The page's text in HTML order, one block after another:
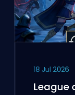
18 Jul 2026
League